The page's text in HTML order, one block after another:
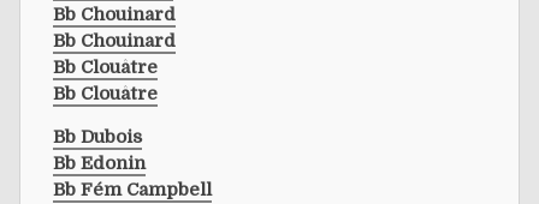
Bb Chouinard
Bb Chouinard
Bb Clouâtre
Bb Clouâtre
Bb Dubois
Bb Edonin
Bb Fém Campbell